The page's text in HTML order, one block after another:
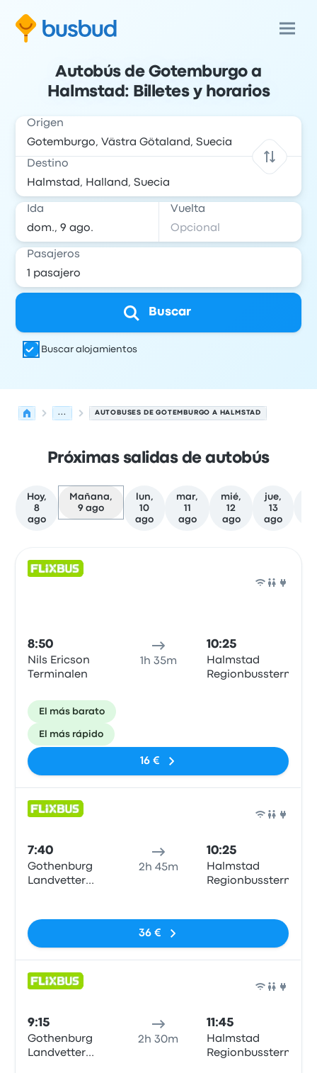
Autobús de Gotemburgo a
Halmstad: Billetes y horarios
Origen
Destino
Ida Vuelta
Pasajeros
Buscar
Buscar alojamientos
... AUTOBUSES DE GOTEMBURGO A HALMSTAD
Próximas salidas de autobús
Hoy,
8
ago
Mañana,
9 ago
lun,
10
ago
mar,
11
ago
mié,
12
ago
jue,
13
ago
8:50
Nils Ericson
Terminalen
1h 35m
10:25
Halmstad
Regionbussterm
El más barato
El más rápido
16 €
7:40
Gothenburg
Landvetter
2h 45m
10:25
Halmstad
Regionbussterm
36 €
9:15
Gothenburg
Landvetter
2h 30m
11:45
Halmstad
Regionbussterm